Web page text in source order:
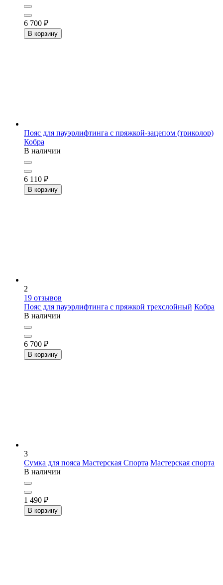
6 700 ₽
В корзину
Пояс для пауэрлифтинга с пряжкой-зацепом (триколор)
Кобра
В наличии
6 110 ₽
В корзину
2
19 отзывов
Пояс для пауэрлифтинга с пряжкой трехслойный Кобра
В наличии
6 700 ₽
В корзину
3
Сумка для пояса Мастерская Спорта Мастерская спорта
В наличии
1 490 ₽
В корзину